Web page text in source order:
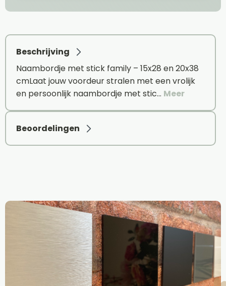
Beschrijving
Naambordje met stick family – 15x28 en 20x38
cmLaat jouw voordeur stralen met een vrolijk
en persoonlijk naambordje met stic… Meer
Beoordelingen